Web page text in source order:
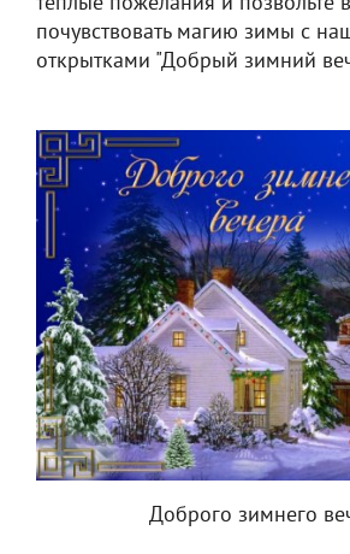
почувствовать магию зимы с
открытками "Добрый зимний
Доброго зимнего